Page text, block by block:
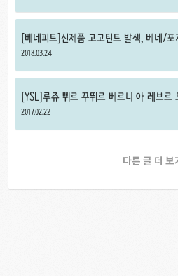
[베네피트]신제품 고고틴트 발색, 베네/
미니 비교 리뷰
2018.03.24
[YSL]루쥬 쀠르 꾸뛰르 베르니 아 레브르
립틴트 3종 세트(7호, 9호, 12호) 발색
2017.02.22
다른 글 더 보